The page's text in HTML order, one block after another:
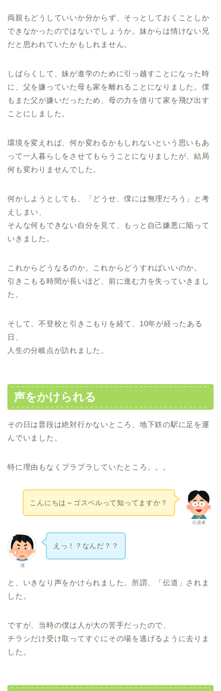
両親もどうしていいか分からず、そっとしておくことしか
できなかったのではないでしょうか。妹からは情けない兄
だと思われていたかもしれません。
しばらくして、妹が進学のために引っ越すことになった時
に、父を嫌っていた母も家を離れることになりました。僕
もまた父が嫌いだったため、母の力を借りて家を飛び出す
ことにしました。
環境を変えれば、何か変わるかもしれないという思いもあ
って一人暮らしをさせてもらうことになりましたが、結局
何も変わりませんでした。
何かしようとしても、「どうせ、僕には無理だろう」と考
えしまい、
そんな何もできない自分を見て、もっと自己嫌悪に陥って
いきました。
これからどうなるのか。これからどうすればいいのか。
引きこもる時間が長いほど、前に進む力を失っていきまし
た。
そして、不登校と引きこもりを経て、10年が経ったある
日、
人生の分岐点が訪れました。
声をかけられる
その日は普段は絶対行かないところ、地下鉄の駅に足を運
んでいました。
特に理由もなくプラプラしていたところ。。。
伝道者
こんにちは～ゴスペルって知ってますか？
僕
えっ！？なんだ？？
と、いきなり声をかけられました。所謂、「伝道」されま
した。
ですが、当時の僕は人が大の苦手だったので、
チラシだけ受け取ってすぐにその場を逃げるように去りま
した。